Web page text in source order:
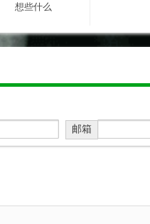
想些什么
邮箱